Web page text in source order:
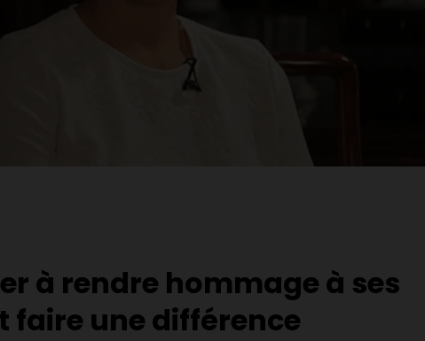
à rendre hommage à ses
faire une différence